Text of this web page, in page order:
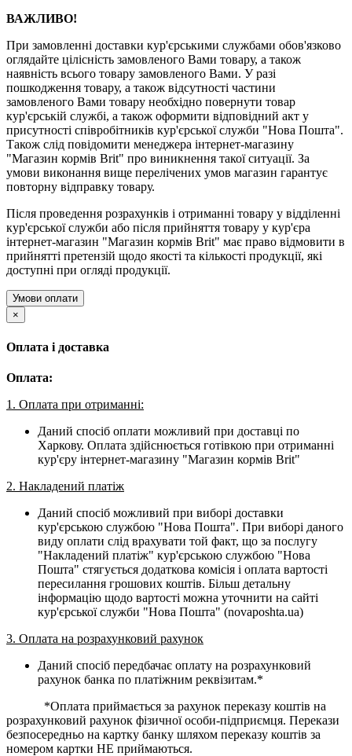
ВАЖЛИВО!
При замовленні доставки кур'єрськими службами обов'язково
оглядайте цілісність замовленого Вами товару, а також
наявність всього товару замовленого Вами. У разі
пошкодження товару, а також відсутності частини
замовленого Вами товару необхідно повернути товар
кур'єрській службі, а також оформити відповідний акт у
присутності співробітників кур'єрської служби "Нова Пошта".
Також слід повідомити менеджера інтернет-магазину
"Магазин кормів Brit" про виникнення такої ситуації. За
умови виконання вище перелічених умов магазин гарантує
повторну відправку товару.
Після проведення розрахунків і отриманні товару у відділенні
кур'єрської служби або після прийняття товару у кур'єра
інтернет-магазин "Магазин кормів Brit" має право відмовити в
прийнятті претензій щодо якості та кількості продукції, які
доступні при огляді продукції.
Умови оплати
×
Оплата і доставка
Оплата:
1. Оплата при отриманні:
Даний спосіб оплати можливий при доставці по
Харкову. Оплата здійснюється готівкою при отриманні
кур'єру інтернет-магазину "Магазин кормів Brit"
2. Накладений платіж
Даний спосіб можливий при виборі доставки
кур'єрською службою "Нова Пошта". При виборі даного
виду оплати слід врахувати той факт, що за послугу
"Накладений платіж" кур'єрською службою "Нова
Пошта" стягується додаткова комісія і оплата вартості
пересилання грошових коштів. Більш детальну
інформацію щодо вартості можна уточнити на сайті
кур'єрської служби "Нова Пошта" (novaposhta.ua)
3. Оплата на розрахунковий рахунок
Даний спосіб передбачає оплату на розрахунковий
рахунок банка по платіжним реквізитам.*
*Оплата приймається за рахунок переказу коштів на
розрахунковий рахунок фізичної особи-підприємця. Перекази
безпосередньо на картку банку шляхом переказу коштів за
номером картки НЕ приймаються.